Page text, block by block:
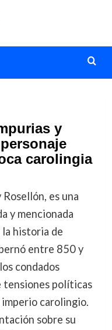
y
carolingia
es una
y mencionada
la historia de
entre 850 y
condados
tensiones políticas
carolingio.
sobre su